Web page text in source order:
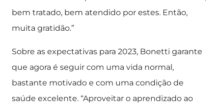
bem tratado, bem atendido por estes. Então,
muita gratidão.”
Sobre as expectativas para 2023, Bonetti garante
que agora é seguir com uma vida normal,
bastante motivado e com uma condição de
saúde excelente. “Aproveitar o aprendizado ao